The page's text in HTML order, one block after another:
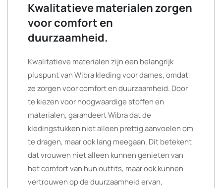
Kwalitatieve materialen zorgen
voor comfort en
duurzaamheid.
Kwalitatieve materialen zijn een belangrijk
pluspunt van Wibra kleding voor dames, omdat
ze zorgen voor comfort en duurzaamheid. Door
te kiezen voor hoogwaardige stoffen en
materialen, garandeert Wibra dat de
kledingstukken niet alleen prettig aanvoelen om
te dragen, maar ook lang meegaan. Dit betekent
dat vrouwen niet alleen kunnen genieten van
het comfort van hun outfits, maar ook kunnen
vertrouwen op de duurzaamheid ervan,